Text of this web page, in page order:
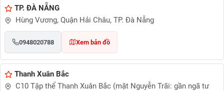
TP. ĐÀ NẴNG
Hùng Vương, Quận Hải Châu, TP. Đà Nẵng
0948020788 Xem bản đồ
Thanh Xuân Bắc
C10 Tập thể Thanh Xuân Bắc (mặt Nguyễn Trãi: gần ngã tư